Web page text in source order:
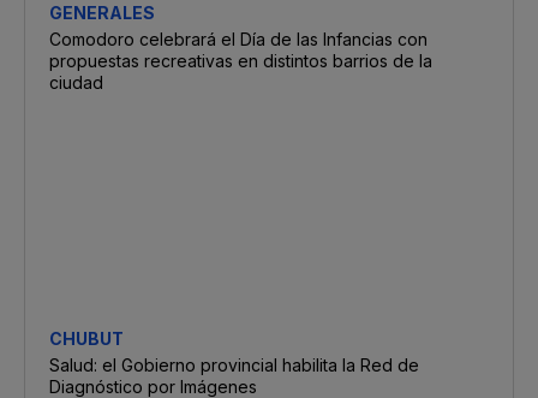
GENERALES
Comodoro celebrará el Día de las Infancias con
propuestas recreativas en distintos barrios de la
ciudad
CHUBUT
Salud: el Gobierno provincial habilita la Red de
Diagnóstico por Imágenes